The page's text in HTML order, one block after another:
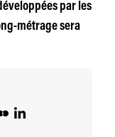
par les
métrage sera